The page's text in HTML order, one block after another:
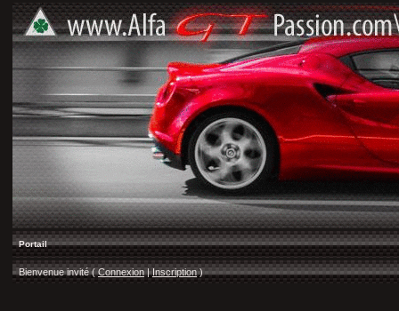
Portail
Bienvenue invité ( Connexion |Inscription)